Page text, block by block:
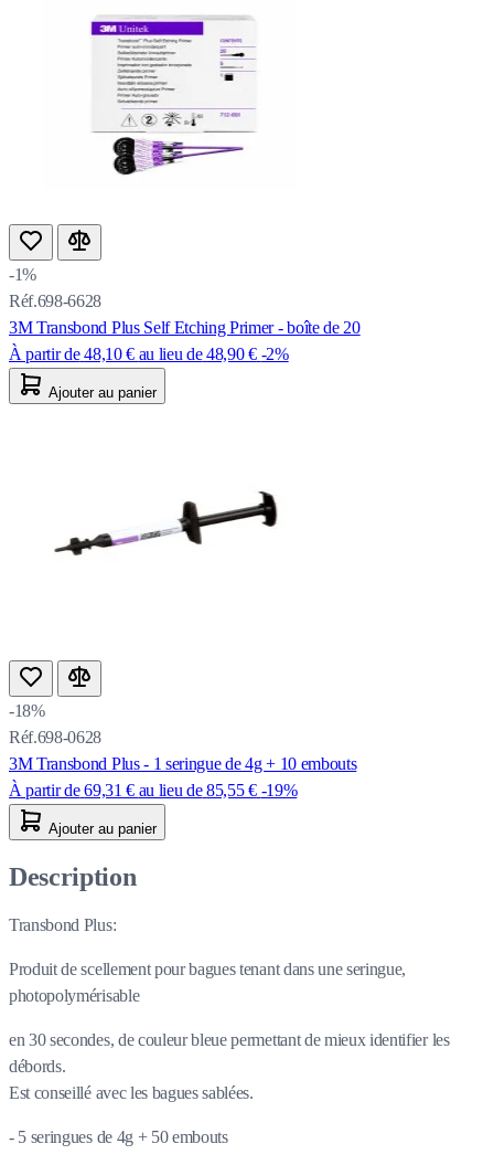
-1%
Réf.698-6628
3M Transbond Plus Self Etching Primer - boîte de 20
À partir de 48,10 € au lieu de 48,90 € -2%
Ajouter au panier
-18%
Réf.698-0628
3M Transbond Plus - 1 seringue de 4g + 10 embouts
À partir de 69,31 € au lieu de 85,55 € -19%
Ajouter au panier
Description
Transbond Plus:
Produit de scellement pour bagues tenant dans une seringue,
photopolymérisable
en 30 secondes, de couleur bleue permettant de mieux identifier les
débords.
Est conseillé avec les bagues sablées.
- 5 seringues de 4g + 50 embouts